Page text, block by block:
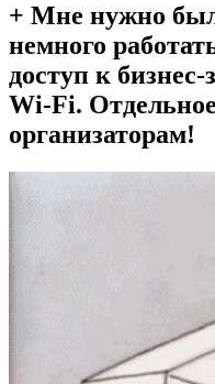
+ Мне нужно
немного
доступ к
Wi-Fi.
организаторам!